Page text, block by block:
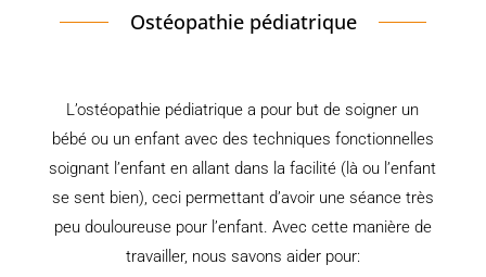
Ostéopathie pédiatrique
L’ostéopathie pédiatrique a pour but de soigner un
bébé ou un enfant avec des techniques fonctionnelles
soignant l’enfant en allant dans la facilité (là ou l’enfant
se sent bien), ceci permettant d’avoir une séance très
peu douloureuse pour l’enfant. Avec cette manière de
travailler, nous savons aider pour: